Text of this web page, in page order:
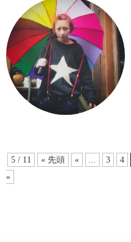
5 / 11 « 先頭 « ... 3 4
»